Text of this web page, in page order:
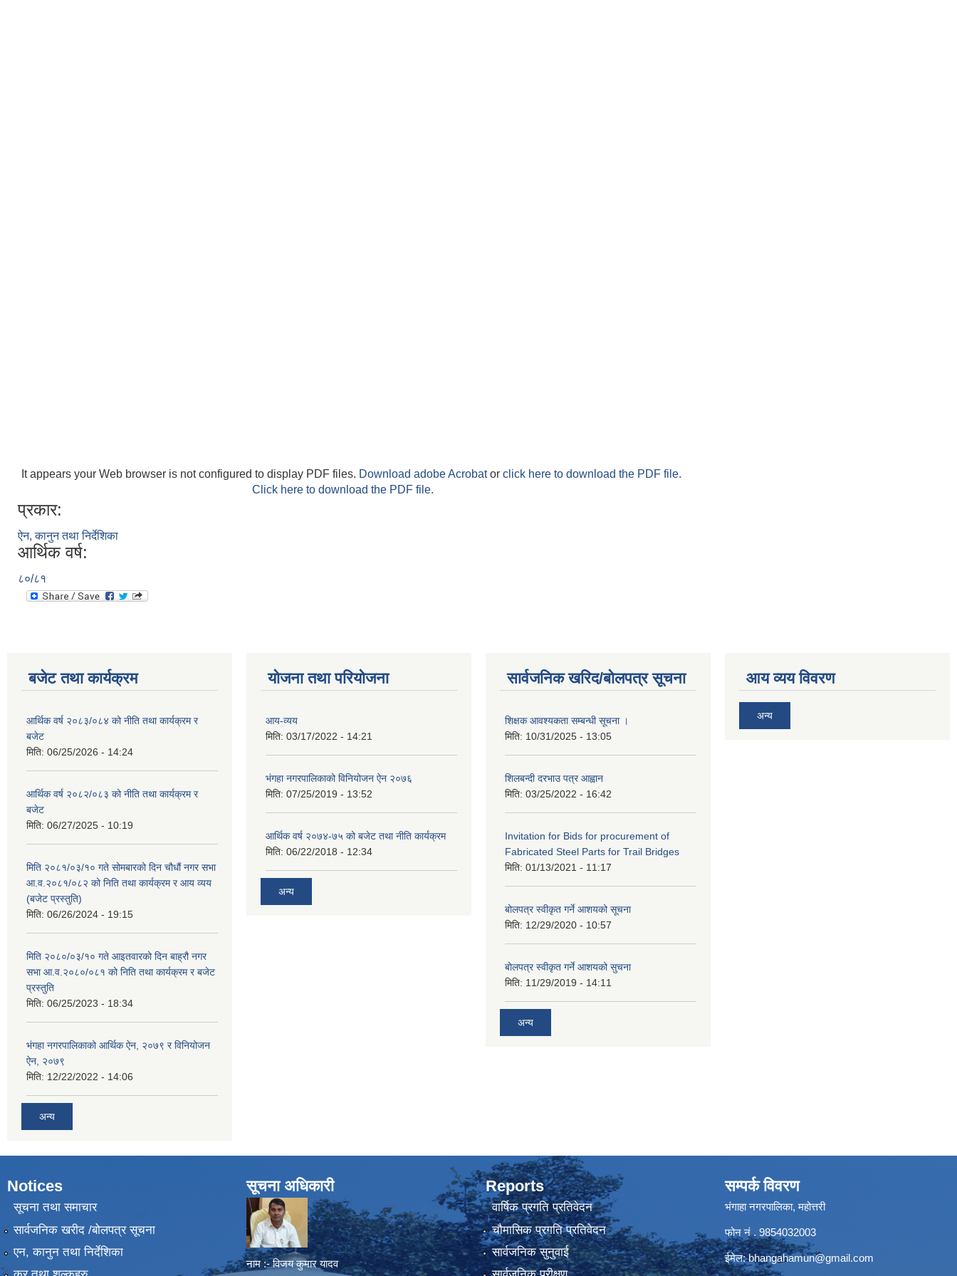
It appears your Web browser is not configured to display PDF files. Download adobe Acrobator click here to download the PDF file.
Click here to download the PDF file.
प्रकार:
ऐन, कानुन तथा निर्देशिका
आर्थिक वर्ष:
८०/८१
बजेट तथा कार्यक्रम
आर्थिक वर्ष २०८३/०८४ को नीति तथा कार्यक्रम र
बजेट
मिति: 06/25/2026 - 14:24
आर्थिक वर्ष २०८२/०८३ को नीति तथा कार्यक्रम र
बजेट
मिति: 06/27/2025 - 10:19
मिति २०८१/०३/१० गते सोमबारको दिन चौधौं नगर सभा
आ.व.२०८१/०८२ को निति तथा कार्यक्रम र आय व्यय
(बजेट प्रस्तुति)
मिति: 06/26/2024 - 19:15
मिति २०८०/०३/१० गते आइतवारको दिन बाह्रौ नगर
सभा आ.व.२०८०/०८१ को निति तथा कार्यक्रम र बजेट
प्रस्तुति
मिति: 06/25/2023 - 18:34
भंगहा नगरपालिकाको आर्थिक ऐन, २०७९ र विनियोजन
ऐन, २०७९
मिति: 12/22/2022 - 14:06
अन्य
योजना तथा परियोजना
आय-व्यय
मिति: 03/17/2022 - 14:21
भंगहा नगरपालिकाको विनियोजन ऐन २०७६
मिति: 07/25/2019 - 13:52
आर्थिक वर्ष २०७४-७५ को बजेट तथा नीति कार्यक्रम
मिति: 06/22/2018 - 12:34
अन्य
सार्वजनिक खरिद/बोलपत्र सूचना
शिक्षक आवश्यकता सम्बन्धी सूचना ।
मिति: 10/31/2025 - 13:05
शिलबन्दी दरभाउ पत्र आह्वान
मिति: 03/25/2022 - 16:42
Invitation for Bids for procurement of
Fabricated Steel Parts for Trail Bridges
मिति: 01/13/2021 - 11:17
बोलपत्र स्वीकृत गर्ने आशयको सूचना
मिति: 12/29/2020 - 10:57
बोलपत्र स्वीकृत गर्ने आशयको सुचना
मिति: 11/29/2019 - 14:11
अन्य
आय व्यय विवरण
अन्य
Notices
सूचना तथा समाचार
सार्वजनिक खरीद /बोलपत्र सूचना
एन, कानुन तथा निर्देशिका
सूचना अधिकारी
नाम :- विजय कुमार यादव
Reports
वार्षिक प्रगति प्रतिवेदन
चौमासिक प्रगति प्रतिवेदन
सार्वजनिक सुनुवाई
सम्पर्क विवरण
भंगाहा नगरपालिका, महोत्तरी
फोन नं . 9854032003
ईमेल:bhangahamun@gmail.com